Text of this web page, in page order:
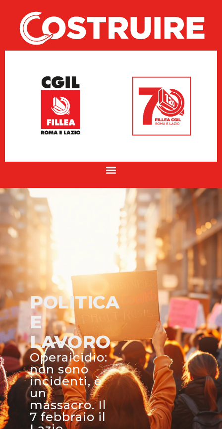
POLITICA
E
LAVORO
Operaicidio:
non sono
incidenti, è
un
massacro. Il
7 febbraio il